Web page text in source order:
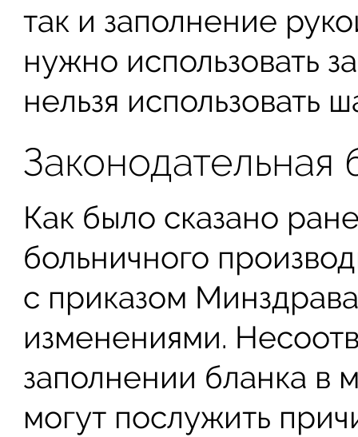
так и заполнение
нужно использовать
нельзя использовать
Законодательная
Как было сказано
больничного
с приказом
изменениями.
заполнении бланка в
могут послужить